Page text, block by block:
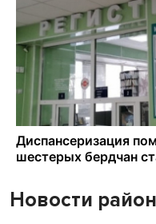
Новости